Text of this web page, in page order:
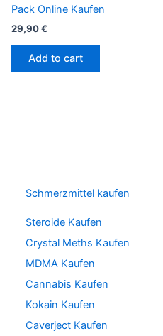
Pack Online Kaufen
29,90€
Add to cart
Schmerzmittel kaufen
Steroide Kaufen
Crystal Meths Kaufen
MDMA Kaufen
Cannabis Kaufen
Kokain Kaufen
Caverject Kaufen